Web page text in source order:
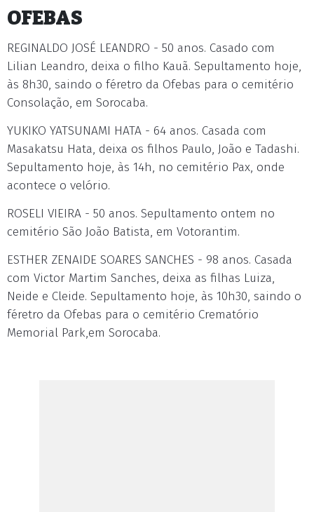
OFEBAS
REGINALDO JOSÉ LEANDRO - 50 anos. Casado com
Lilian Leandro, deixa o filho Kauã. Sepultamento hoje,
às 8h30, saindo o féretro da Ofebas para o cemitério
Consolação, em Sorocaba.
YUKIKO YATSUNAMI HATA - 64 anos. Casada com
Masakatsu Hata, deixa os filhos Paulo, João e Tadashi.
Sepultamento hoje, às 14h, no cemitério Pax, onde
acontece o velório.
ROSELI VIEIRA - 50 anos. Sepultamento ontem no
cemitério São João Batista, em Votorantim.
ESTHER ZENAIDE SOARES SANCHES - 98 anos. Casada
com Victor Martim Sanches, deixa as filhas Luiza,
Neide e Cleide. Sepultamento hoje, às 10h30, saindo o
féretro da Ofebas para o cemitério Crematório
Memorial Park,em Sorocaba.